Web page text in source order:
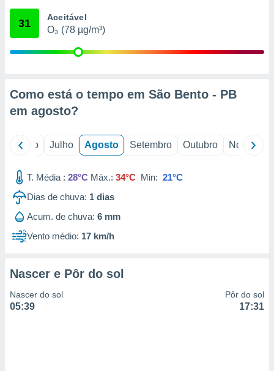
através
1199
31 Aceitável
O₃ (78 µg/m³)
Como está o tempo em São Bento - PB
em agosto?
Junho Julho Agosto Setembro Outubro Novembro
T. Média : 28°C Máx.: 34°C Min: 21°C
Dias de chuva: 1 dias
Acum. de chuva: 6 mm
Vento médio: 17 km/h
Nascer e Pôr do sol
Nascer do sol
05:39
Pôr do sol
17:31